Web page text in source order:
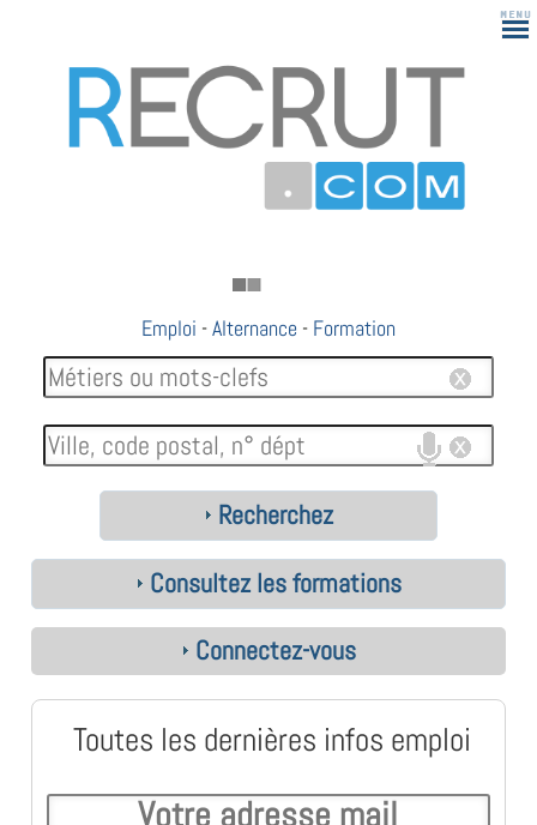
Emploi -Alternance - Formation
Recherchez
Consultez les formations
Connectez-vous
Toutes les dernières infos emploi